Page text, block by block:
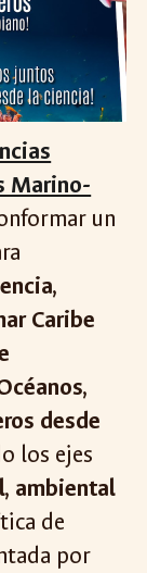
Marino-
un
Caribe
desde
los ejes
ambiental
de
por